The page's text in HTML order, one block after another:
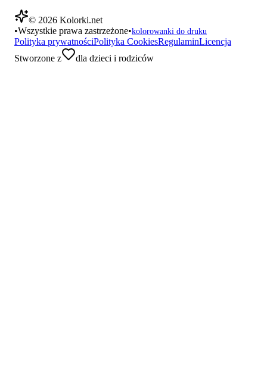
© 2026 Kolorki.net
•Wszystkie prawa zastrzeżone•kolorowanki do druku
Polityka prywatnościPolityka CookiesRegulaminLicencja
Stworzone z
dla dzieci i rodziców